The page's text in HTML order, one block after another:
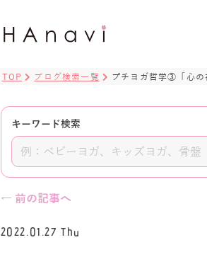
TOP ブログ検索一覧 プチヨガ哲学③「心の
キーワード検索
← 前の記事へ
2022.01.27 Thu